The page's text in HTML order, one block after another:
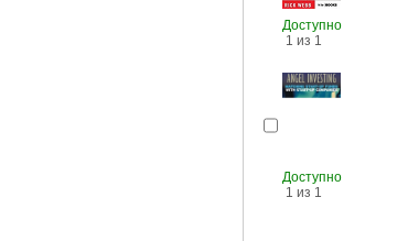
Доступно
1 из 1
Доступно
1 из 1